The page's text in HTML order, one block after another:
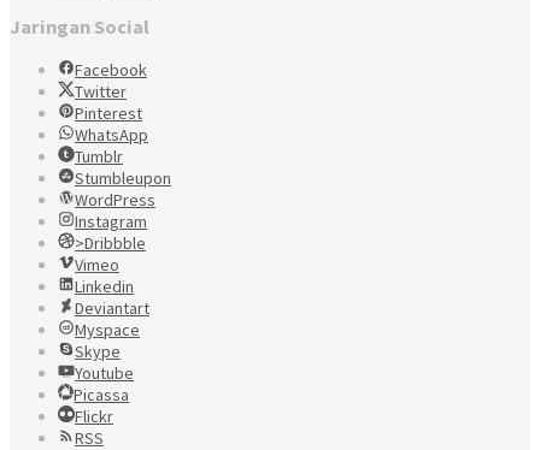
Jaringan Social
Facebook
Twitter
Pinterest
WhatsApp
Tumblr
Stumbleupon
WordPress
Instagram
>Dribbble
Vimeo
Linkedin
Deviantart
Myspace
Skype
Youtube
Picassa
Flickr
RSS